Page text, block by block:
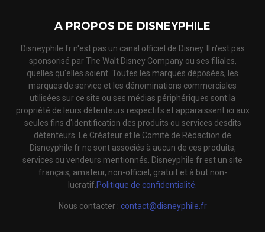
A PROPOS DE DISNEYPHILE
Disneyphile.fr n'est pas un canal officiel de Disney. Il n'est pas
sponsorisé par The Walt Disney Company ou ses filiales,
quelles qu'elles soient. Toutes les marques déposées, les
marques de service et les dénominations commerciales
utilisées sur ce site ou ses médias périphériques sont la
propriété de leurs détenteurs respectifs et apparaissent ici aux
seules fins d'identification des produits ou services desdits
détenteurs. Le Créateur et le Comité de Rédaction de
Disneyphile.fr ne sont associés à aucun de ces produits,
services ou vendeurs mentionnés. Disneyphile.fr est un site
français, amateur, non-officiel, gratuit et à but non-
lucratif.Politique de confidentialité.
Nous contacter : contact@disneyphile.fr